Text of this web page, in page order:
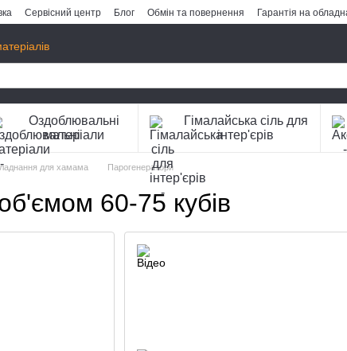
Сервісний центр Блог Обмін та повернення Гарантія на
Оздоблювальні
матеріали
Гімалайська сіль для
інтер'єрів
для хамама Парогенератори
60-75 кубів